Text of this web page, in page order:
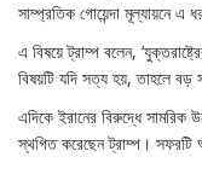
সাম্প্রতিক গোয়েন্দা মূল্যায়নে এ
এ বিষয়ে ট্রাম্প বলেন,
বিষয়টি যদি সত্য হয়, তাহলে বড়
এদিকে ইরানের বিরুদ্ধে সামরিক
স্থগিত করেছেন ট্রাম্প। সফরটি